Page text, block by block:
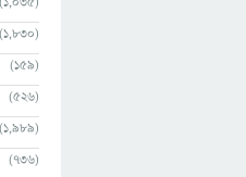
(1,830)
(159)
(526)
(1,989)
(736)